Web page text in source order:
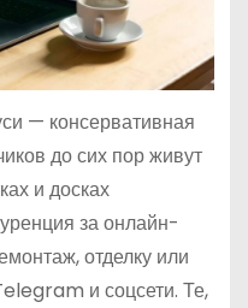
— консервативная
до сих пор живут
и досках
за онлайн-
отделку или
и соцсети. Те,